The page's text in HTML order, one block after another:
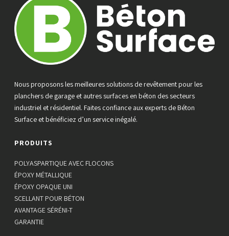
Nous proposons les meilleures solutions de revêtement pour les
planchers de garage et autres surfaces en béton des secteurs
industriel et résidentiel. Faites confiance aux experts de Béton
Surface et bénéficiez d’un service inégalé.
PRODUITS
POLYASPARTIQUE AVEC FLOCONS
ÉPOXY MÉTALLIQUE
ÉPOXY OPAQUE UNI
SCELLANT POUR BÉTON
AVANTAGE SÉRÉNI-T
GARANTIE